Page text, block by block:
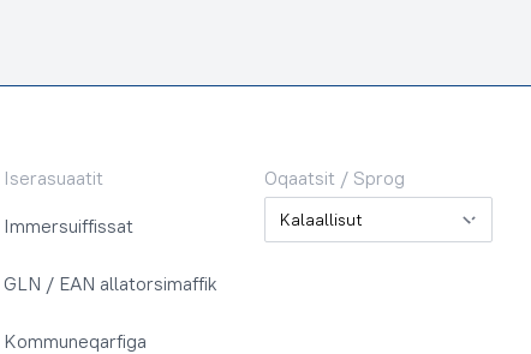
Iserasuaatit
Immersuiffissat
GLN / EAN allatorsimaffik
Kommuneqarfiga
Oqaatsit / Sprog
Oqaatsit / Sprog